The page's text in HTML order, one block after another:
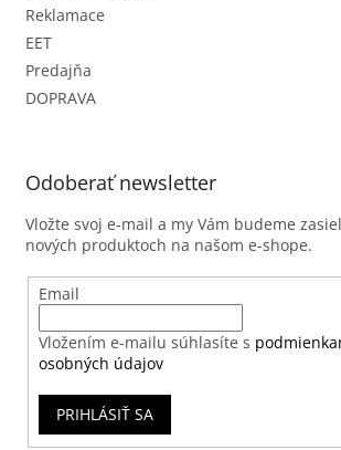
Reklamace
EET
Predajňa
DOPRAVA
Odoberať newsletter
Vložte svoj e-mail a my Vám budeme
nových produktoch na našom e-shope.
Email
Vložením e-mailu súhlasíte s
osobných údajov
PRIHLÁSIŤ SA